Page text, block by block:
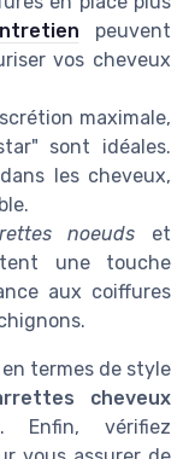
peuvent
vos cheveux
maximale,
sont idéales.
les cheveux,
noeuds et
une touche
aux coiffures
termes de style
cheveux
Enfin, vérifiez